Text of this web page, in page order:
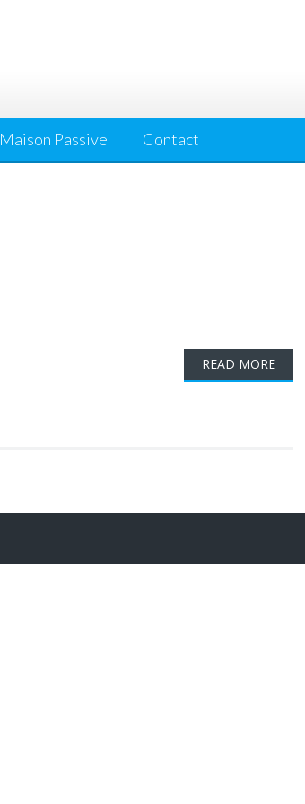
Maison Passive Contact
READ MORE